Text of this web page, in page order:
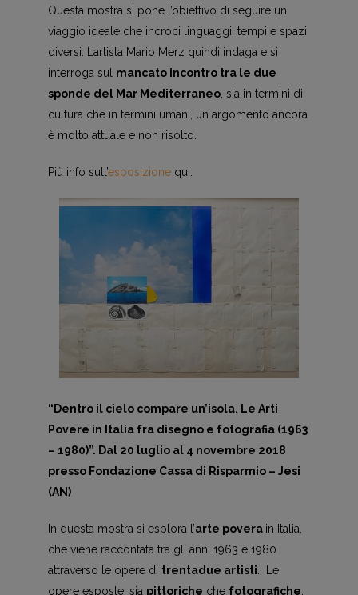
Questa mostra si pone l’obiettivo di seguire un
viaggio ideale che incroci linguaggi, tempi e spazi
diversi. L’artista Mario Merz quindi indaga e si
interroga sul mancato incontro tra le due
sponde del Mar Mediterraneo, sia in termini di
cultura che in termini umani, un argomento ancora
è molto attuale e non risolto.
Più info sull’esposizionequi.
“Dentro il cielo compare un’isola. Le Arti
Povere in Italia fra disegno e fotografia (1963
– 1980)”. Dal 20 luglio al 4 novembre 2018
presso Fondazione Cassa di Risparmio – Jesi
(AN)
In questa mostra si esplora l’arte povera in Italia,
che viene raccontata tra gli anni 1963 e 1980
attraverso le opere di trentadue artisti. Le
opere esposte, sia pittoriche che fotografiche,